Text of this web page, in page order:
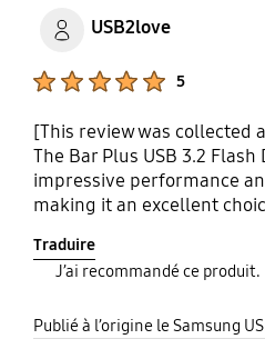
standards. This level of
confidence and supports
across diverse applications.
USB2love
5
[This review was collected
The Bar Plus USB 3.2 Flash
impressive performance
making it an excellent
interface, the drive
speeds, which significantly
efficiency compared to
metal casing ensures
Traduire
J’ai recommandé ce produit.
Publié à l’origine le Samsung US